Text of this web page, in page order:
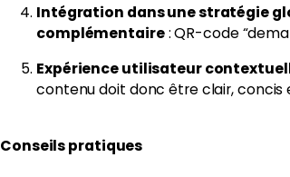
Intégration dans une stratégie
complémentaire: QR-code
Expérience utilisateur
contenu doit donc être clair,
Conseils pratiques